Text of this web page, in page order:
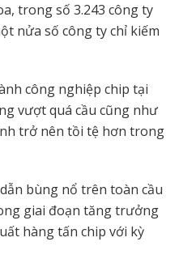
trong số 3.243 công ty
nửa số công ty chỉ kiếm
công nghiệp chip tại
vượt quá cầu cũng như
trở nên tồi tệ hơn trong
bùng nổ trên toàn cầu
giai đoạn tăng trưởng
hàng tấn chip với kỳ